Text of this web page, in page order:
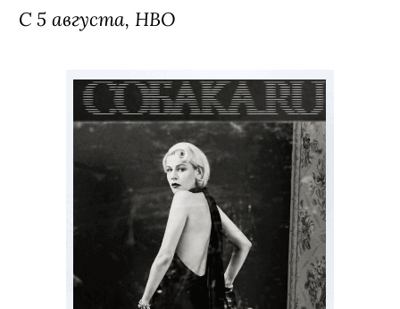
С 5 августа, HBO